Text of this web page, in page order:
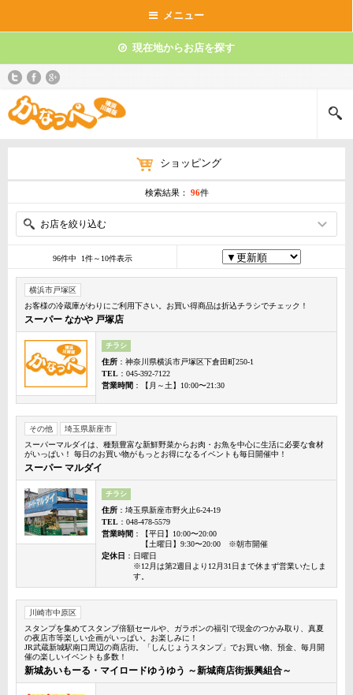
メニュー
現在地からお店を探す
ショッピング
検索結果： 96件
お店を絞り込む
96件中 1件～10件表示
横浜市戸塚区
お客様の冷蔵庫がわりにご利用下さい。お買い得商品は折込チラシでチェック！
スーパー なかや 戸塚店
チラシ
住所 ：神奈川県横浜市戸塚区下倉田町250-1
TEL ：045-392-7122
営業時間 ：【月～土】10:00〜21:30
その他
埼玉県新座市
スーパーマルダイは、種類豊富な新鮮野菜からお肉・お魚を中心に生活に必要な食材
がいっぱい！ 毎日のお買い物がもっとお得になるイベントも毎日開催中！
スーパー マルダイ
チラシ
住所 ：埼玉県新座市野火止6-24-19
TEL ：048-478-5579
営業時間 ：【平日】10:00〜20:00
【土曜日】9:30〜20:00 ※朝市開催
定休日 ：日曜日
※12月は第2週目より12月31日まで休まず営業いたしま
す。
川崎市中原区
スタンプを集めてスタンプ倍額セールや、ガラポンの福引で現金のつかみ取り、真夏
の夜店市等楽しい企画がいっぱい。お楽しみに！
JR武蔵新城駅南口周辺の商店街。「しんじょうスタンプ」でお買い物、預金、毎月開
催の楽しいイベントも多数！
新城あいもーる・マイロードゆうゆう ～新城商店街振興組合～